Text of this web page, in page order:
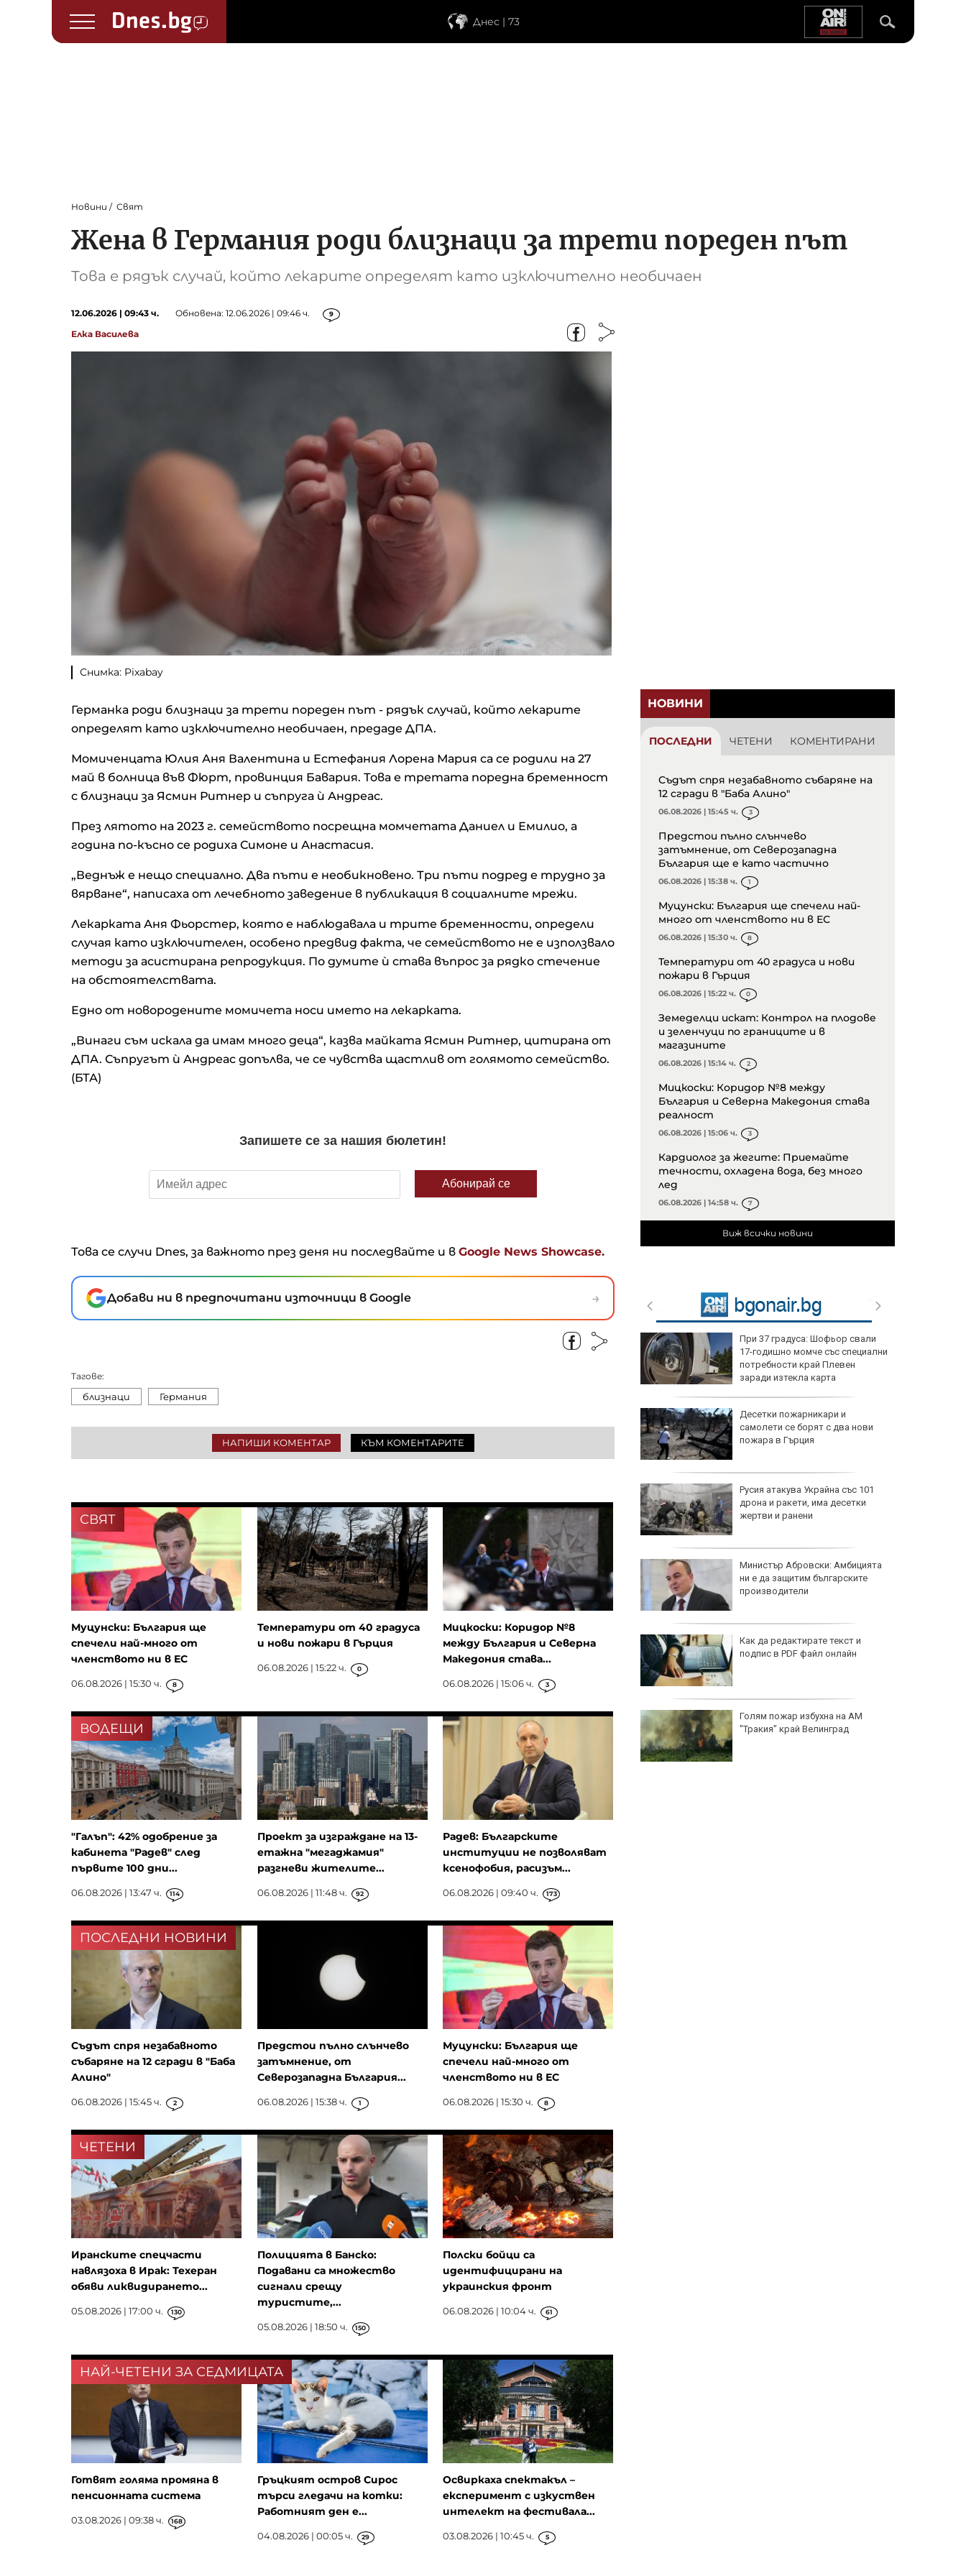
Днес | 73
Новини Свят
Жена в Германия роди близнаци за трети пореден път
Това е рядък случай, който лекарите определят като изключително необичаен
12.06.2026 | 09:43 ч. Обновена: 12.06.2026 | 09:46 ч. 9
Елка Василева
Снимка: Pixabay
Германка роди близнаци за трети пореден път - рядък случай, който лекарите
определят като изключително необичаен, предаде ДПА.
Момиченцата Юлия Аня Валентина и Естефания Лорена Мария са се родили на 27
май в болница във Фюрт, провинция Бавария. Това е третата поредна бременност
с близнаци за Ясмин Ритнер и съпруга ѝ Андреас.
През лятото на 2023 г. семейството посрещна момчетата Даниел и Емилио, а
година по-късно се родиха Симоне и Анастасия.
„Веднъж е нещо специално. Два пъти е необикновено. Три пъти подред е трудно за
вярване“, написаха от лечебното заведение в публикация в социалните мрежи.
Лекарката Аня Фьорстер, която е наблюдавала и трите бременности, определи
случая като изключителен, особено предвид факта, че семейството не е използвало
методи за асистирана репродукция. По думите ѝ става въпрос за рядко стечение
на обстоятелствата.
Едно от новородените момичета носи името на лекарката.
„Винаги съм искала да имам много деца“, казва майката Ясмин Ритнер, цитирана от
ДПА. Съпругът ѝ Андреас допълва, че се чувства щастлив от голямото семейство.
(БТА)
Това се случи Dnes, за важното през деня ни последвайте и в Google News Showcase.
Добави ни в предпочитани източници в Google →
Тагове:
близнаци Германия
НАПИШИ КОМЕНТАР КЪМ КОМЕНТАРИТЕ
НОВИНИ
ПОСЛЕДНИ ЧЕТЕНИ КОМЕНТИРАНИ
Съдът спря незабавното събаряне на
12 сгради в "Баба Алино"
06.08.2026 | 15:45 ч. 3
Предстои пълно слънчево
затъмнение, от Северозападна
България ще е като частично
06.08.2026 | 15:38 ч. 1
Муцунски: България ще спечели най-
много от членството ни в ЕС
06.08.2026 | 15:30 ч. 8
Температури от 40 градуса и нови
пожари в Гърция
06.08.2026 | 15:22 ч. 0
Земеделци искат: Контрол на плодове
и зеленчуци по границите и в
магазините
06.08.2026 | 15:14 ч. 2
Мицкоски: Коридор №8 между
България и Северна Македония става
реалност
06.08.2026 | 15:06 ч. 3
Кардиолог за жегите: Приемайте
течности, охладена вода, без много
лед
06.08.2026 | 14:58 ч. 7
Виж всички новини
Фирмата „Чиста София“ ще чисти
„Слатина“, „Подуяне“ и „Изгрев“
за разглеждане оспорването на
американските мита помогнаха
на Nintendo да отчете силна
печалба
Кевин Уорш трябва да даде
някои обяснения
Мартин Захариев: ЕС ще затегне
правилата за достъп до личните
данни за AI
Кандидатурата на Нагел за
мястото на Лагард начело на
ЕЦБ се придвижва напред
При 37 градуса: Шофьор свали
17-годишно момче със специални
потребности край Плевен
заради изтекла карта
Десетки пожарникари и
самолети се борят с два нови
пожара в Гърция
Русия атакува Украйна със 101
дрона и ракети, има десетки
жертви и ранени
Министър Абровски: Амбицията
ни е да защитим българските
производители
Как да редактирате текст и
подпис в PDF файл онлайн
Голям пожар избухна на АМ
"Тракия" край Велинград
СВЯТ
Муцунски: България ще
спечели най-много от
членството ни в ЕС
06.08.2026 | 15:30 ч. 8
Температури от 40 градуса
и нови пожари в Гърция
06.08.2026 | 15:22 ч. 0
Мицкоски: Коридор №8
между България и Северна
Македония става...
06.08.2026 | 15:06 ч. 3
ВОДЕЩИ
"Галъп": 42% одобрение за
кабинета "Радев" след
първите 100 дни...
06.08.2026 | 13:47 ч. 114
Проект за изграждане на 13-
етажна "мегаджамия"
разгневи жителите...
06.08.2026 | 11:48 ч. 92
Радев: Българските
институции не позволяват
ксенофобия, расизъм...
06.08.2026 | 09:40 ч. 173
ПОСЛЕДНИ НОВИНИ
Съдът спря незабавното
събаряне на 12 сгради в "Баба
Алино"
06.08.2026 | 15:45 ч. 2
Предстои пълно слънчево
затъмнение, от
Северозападна България...
06.08.2026 | 15:38 ч. 1
Муцунски: България ще
спечели най-много от
членството ни в ЕС
06.08.2026 | 15:30 ч. 8
ЧЕТЕНИ
Иранските спецчасти
навлязоха в Ирак: Техеран
обяви ликвидирането...
05.08.2026 | 17:00 ч. 130
Полицията в Банско:
Подавани са множество
сигнали срещу
туристите,...
05.08.2026 | 18:50 ч. 150
Полски бойци са
идентифицирани на
украинския фронт
06.08.2026 | 10:04 ч. 61
НАЙ-ЧЕТЕНИ ЗА СЕДМИЦАТА
Готвят голяма промяна в
пенсионната система
03.08.2026 | 09:38 ч. 168
Гръцкият остров Сирос
търси гледачи на котки:
Работният ден е...
04.08.2026 | 00:05 ч. 29
Освиркаха спектакъл –
експеримент с изкуствен
интелект на фестивала...
03.08.2026 | 10:45 ч. 5